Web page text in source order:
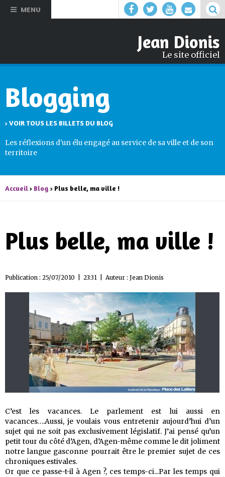
MENU
Jean Dionis
Le site officiel
Blogging
› VOIR TOUS LES BILLETS DU BLOG
Les réflexions d'un élu engagé au service de sa ville et de son
territoire
Accueil› Blog › Plus belle, ma ville !
Plus belle, ma ville !
Publication : 25/07/2010 | 23:31 | Auteur : Jean Dionis
C’est les vacances. Le parlement est lui aussi en
vacances….Aussi, je voulais vous entretenir aujourd’hui d’un
sujet qui ne soit pas exclusivement législatif. J’ai pensé qu’un
petit tour du côté d’Agen, d’Agen-même comme le dit joliment
notre langue gasconne pourrait être le premier sujet de ces
chroniques estivales.
Or que ce passe-t-il à Agen ?, ces temps-ci...Par les temps qui